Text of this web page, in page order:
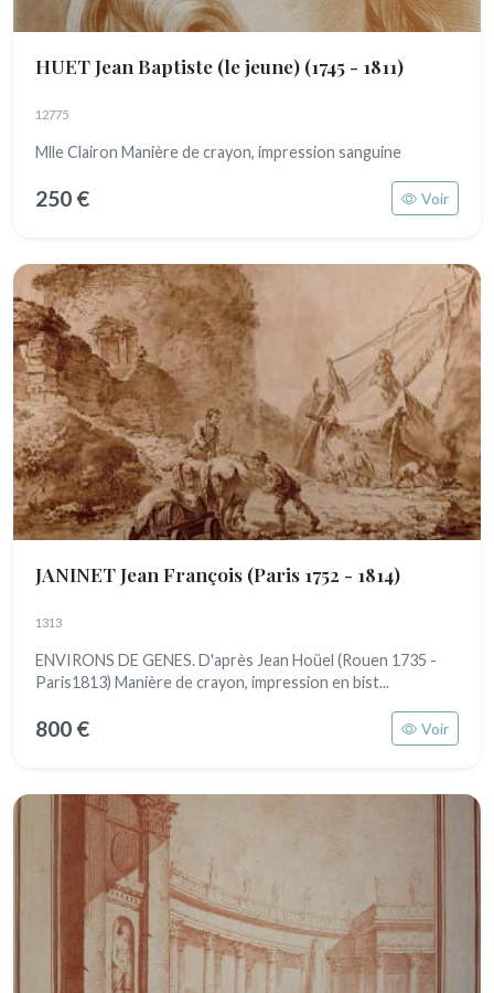
HUET Jean Baptiste (le jeune) (1745 - 1811)
12775
Mlle Clairon Manière de crayon, impression sanguine
250 € Voir
JANINET Jean François (Paris 1752 - 1814)
1313
ENVIRONS DE GENES. D'après Jean Hoüel (Rouen 1735 -
Paris1813) Manière de crayon, impression en bist...
800 € Voir